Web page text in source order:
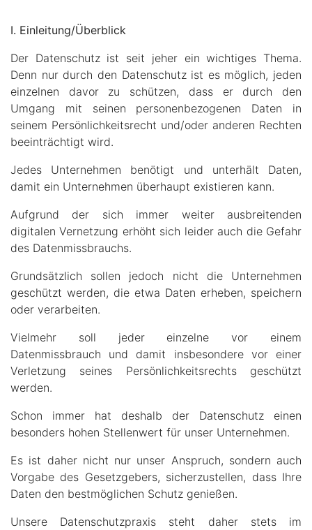
I. Einleitung/Überblick
Der Datenschutz ist seit jeher ein wichtiges Thema.
Denn nur durch den Datenschutz ist es möglich, jeden
einzelnen davor zu schützen, dass er durch den
Umgang mit seinen personenbezogenen Daten in
seinem Persönlichkeitsrecht und/oder anderen Rechten
beeinträchtigt wird.
Jedes Unternehmen benötigt und unterhält Daten,
damit ein Unternehmen überhaupt existieren kann.
Aufgrund der sich immer weiter ausbreitenden
digitalen Vernetzung erhöht sich leider auch die Gefahr
des Datenmissbrauchs.
Grundsätzlich sollen jedoch nicht die Unternehmen
geschützt werden, die etwa Daten erheben, speichern
oder verarbeiten.
Vielmehr soll jeder einzelne vor einem
Datenmissbrauch und damit insbesondere vor einer
Verletzung seines Persönlichkeitsrechts geschützt
werden.
Schon immer hat deshalb der Datenschutz einen
besonders hohen Stellenwert für unser Unternehmen.
Es ist daher nicht nur unser Anspruch, sondern auch
Vorgabe des Gesetzgebers, sicherzustellen, dass Ihre
Daten den bestmöglichen Schutz genießen.
Unsere Datenschutzpraxis steht daher stets im